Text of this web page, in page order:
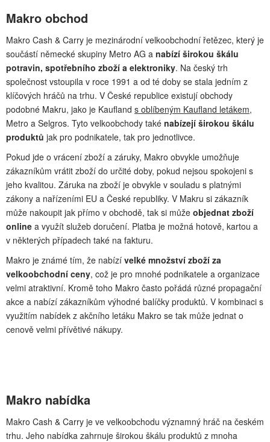
Makro obchod
Makro Cash & Carry je mezinárodní velkoobchodní řetězec, který je
součástí německé skupiny Metro AG a nabízí širokou škálu
potravin, spotřebního zboží a elektroniky. Na český trh
společnost vstoupila v roce 1991 a od té doby se stala jedním z
klíčových hráčů na trhu. V České republice existují obchody
podobné Makru, jako je Kaufland s oblíbeným Kaufland letákem,
Metro a Selgros. Tyto velkoobchody také nabízejí širokou škálu
produktů jak pro podnikatele, tak pro jednotlivce.
Pokud jde o vrácení zboží a záruky, Makro obvykle umožňuje
zákazníkům vrátit zboží do určité doby, pokud nejsou spokojeni s
jeho kvalitou. Záruka na zboží je obvykle v souladu s platnými
zákony a nařízeními EU a České republiky. V Makru si zákazník
může nakoupit jak přímo v obchodě, tak si může objednat zboží
online a využít služeb doručení. Platba je možná hotově, kartou a
v některých případech také na fakturu.
Makro je známé tím, že nabízí velké množství zboží za
velkoobchodní ceny, což je pro mnohé podnikatele a organizace
velmi atraktivní. Kromě toho Makro často pořádá různé propagační
akce a nabízí zákazníkům výhodné balíčky produktů. V kombinaci s
využitím nabídek z akčního letáku Makro se tak může jednat o
cenově velmi přívětivé nákupy.
Makro nabídka
Makro Cash & Carry je ve velkoobchodu významný hráč na českém
trhu. Jeho nabídka zahrnuje širokou škálu produktů z mnoha